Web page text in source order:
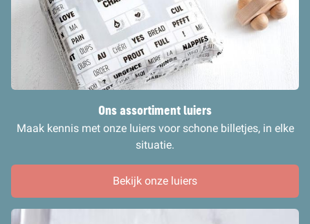
Ons assortiment luiers
Maak kennis met onze luiers voor schone billetjes, in elke
situatie.
Bekijk onze luiers